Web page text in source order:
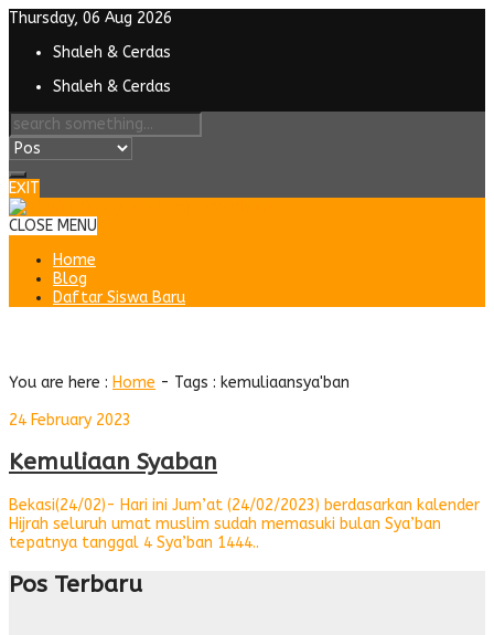
Thursday, 06 Aug 2026
Shaleh & Cerdas
Shaleh & Cerdas
EXIT
CLOSE MENU
Home
Blog
Daftar Siswa Baru
You are here : Home - Tags : kemuliaansya'ban
24 February 2023
Kemuliaan Syaban
Bekasi(24/02)- Hari ini Jum’at (24/02/2023) berdasarkan kalender
Hijrah seluruh umat muslim sudah memasuki bulan Sya’ban
tepatnya tanggal 4 Sya’ban 1444..
Pos Terbaru